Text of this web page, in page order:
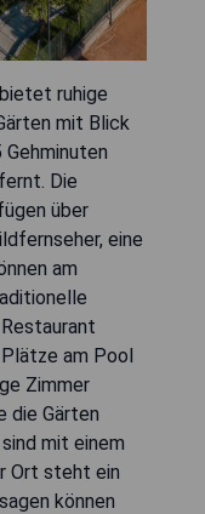
ruhige
mit Blick
Die
über
eine
am
am Pool
Zimmer
die Gärten
mit einem
Ort steht ein
können